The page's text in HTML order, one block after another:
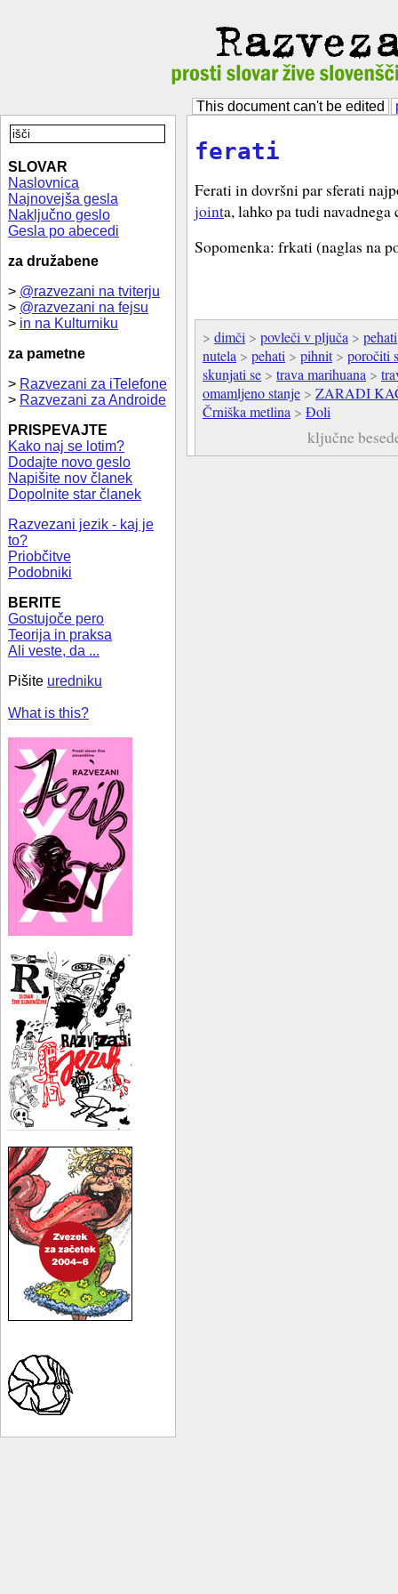
This document can't be edited
SLOVAR
Naslovnica
Najnovejša gesla
Naključno geslo
Gesla po abecedi
za družabene
> @razvezani na tviterju
> @razvezani na fejsu
> in na Kulturniku
za pametne
> Razvezani za iTelefone
> Razvezani za Androide
PRISPEVAJTE
Kako naj se lotim?
Dodajte novo geslo
Napišite nov članek
Dopolnite star članek
Razvezani jezik - kaj je
to?
Priobčitve
Podobniki
BERITE
Gostujoče pero
Teorija in praksa
Ali veste, da ...
Pišite uredniku
What is this?
ferati
Ferati in dovršni par sferati
jointa, lahko pa tudi navadnega
Sopomenka: frkati (naglas na
> dimči > povleči v pljuča > pehati
nutela > pehati > pihnit> poročiti
skunjati se > trava marihuana >
omamljeno stanje > ZARADI
Črniška metlina > Đoli
ključne